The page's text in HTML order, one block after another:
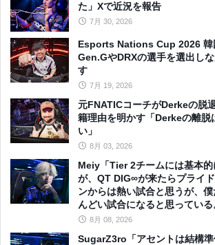
た」Xで近況を報告
7月 30, 2026
Esports Nations Cup 2026 韓
Gen.GやDRXの選手を選出し
す
7月 19, 2026
元FNATICコーチがDerkeの脱
籍理由を明かす「Derkeの離脱
い」
8月 03, 2026
Meiy「Tier 2チームには基本
が、QT DIG∞が来たらプライ
ンからは熱い試合と思うが、
んどい試合になると思っている
8月 08, 2026
SugarZ3ro「アセントは結構